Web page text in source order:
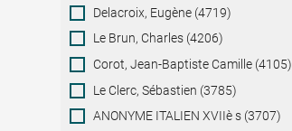
Delacroix, Eugène (4719)
Le Brun, Charles (4206)
Corot, Jean-Baptiste Camille (4105)
Le Clerc, Sébastien (3785)
ANONYME ITALIEN XVIIè s (3707)